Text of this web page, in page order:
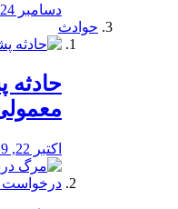
دسامبر 24, 2019
حوادث
️حادثه
اکتبر 22, 2019